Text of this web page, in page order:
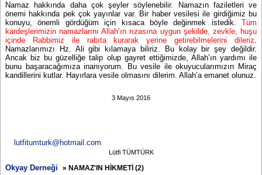
Namaz hakkında daha çok şeyler söylenebilir. Namazın faziletleri ve
önemi hakkında pek çok yayınlar var. Bir haber vesilesi ile girdiğimiz bu
konuyu, önemli gördüğüm için kısaca böyle değinmek istedik. Tüm
kardeşlerimizin namazlarını Allah’ın rızasına uygun şekilde, zevkle, huşu
içinde Rabbimiz ile rabıta kurarak yerine getirebilmelerini dileriz.
Namazlarımızı Hz. Ali gibi kılamaya biliriz. Bu kolay bir şey değildir.
Ancak biz bu güzelliğe talip olup gayret ettiğimizde, Allah’ın yardımı ile
bunu başaracağımıza inanıyorum. Bu vesile ile okuyucularımızın Miraç
kandillerini kutlar. Hayırlara vesile olmasını dilerim. Allah’a emanet olunuz.
3 Mayıs 2016
lutfitumturk@hotmail.com
Lütfi TÜMTÜRK
Okyay Derneği » NAMAZ'IN HİKMETİ (2)